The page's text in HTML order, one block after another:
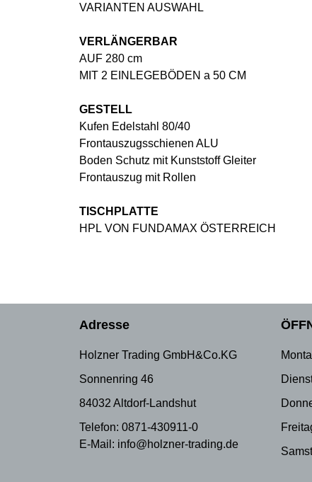
VARIANTEN AUSWAHL
VERLÄNGERBAR
AUF 280 cm
MIT 2 EINLEGEBÖDEN a 50 CM
GESTELL
Kufen Edelstahl 80/40
Frontauszugsschienen ALU
Boden Schutz mit Kunststoff Gleiter
Frontauszug mit Rollen
TISCHPLATTE
HPL VON FUNDAMAX ÖSTERREICH
Adresse
Holzner Trading GmbH&Co.KG
Sonnenring 46
84032 Altdorf-Landshut
Telefon: 0871-430911-0
E-Mail: info@holzner-trading.de